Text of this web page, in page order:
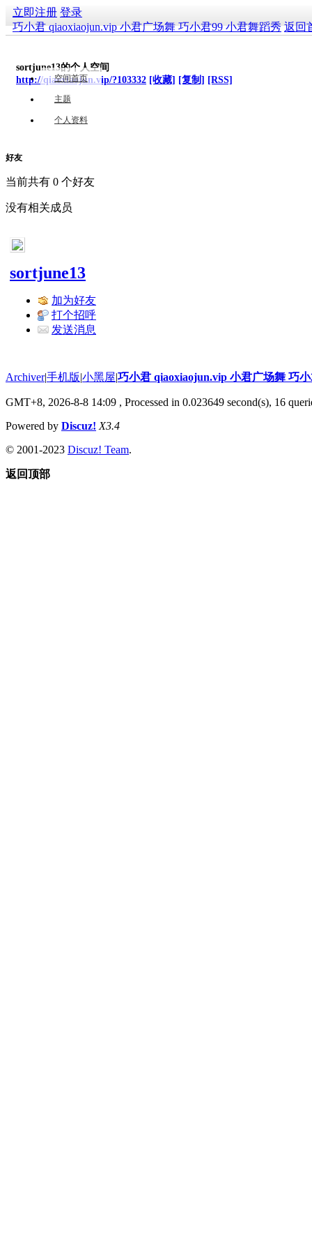
立即注册 登录
巧小君 qiaoxiaojun.vip 小君广场舞 巧小君99 小君舞蹈秀 返回
sortjune13的个人空间
http://qiaoxiaojun.vip/?103332 [收藏] [复制] [RSS]
空间首页
主题
个人资料
好友
当前共有 0 个好友
没有相关成员
sortjune13
加为好友
打个招呼
发送消息
Archiver|手机版|小黑屋|巧小君 qiaoxiaojun.vip 小君广场舞 巧
GMT+8, 2026-8-8 14:09 , Processed in 0.023649 second(s), 16
Powered by Discuz! X3.4
© 2001-2023 Discuz! Team.
返回顶部